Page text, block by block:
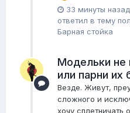
33 минуты назад
ответил в тему
Барная стойка
Модельки не
или парни их
Везде. Живут,
сложного и
хочу сплетничать